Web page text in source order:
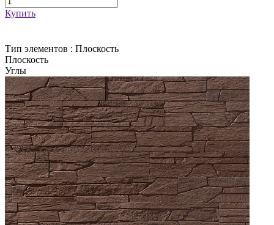
Купить
Тип элементов : Плоскость
Плоскость
Углы